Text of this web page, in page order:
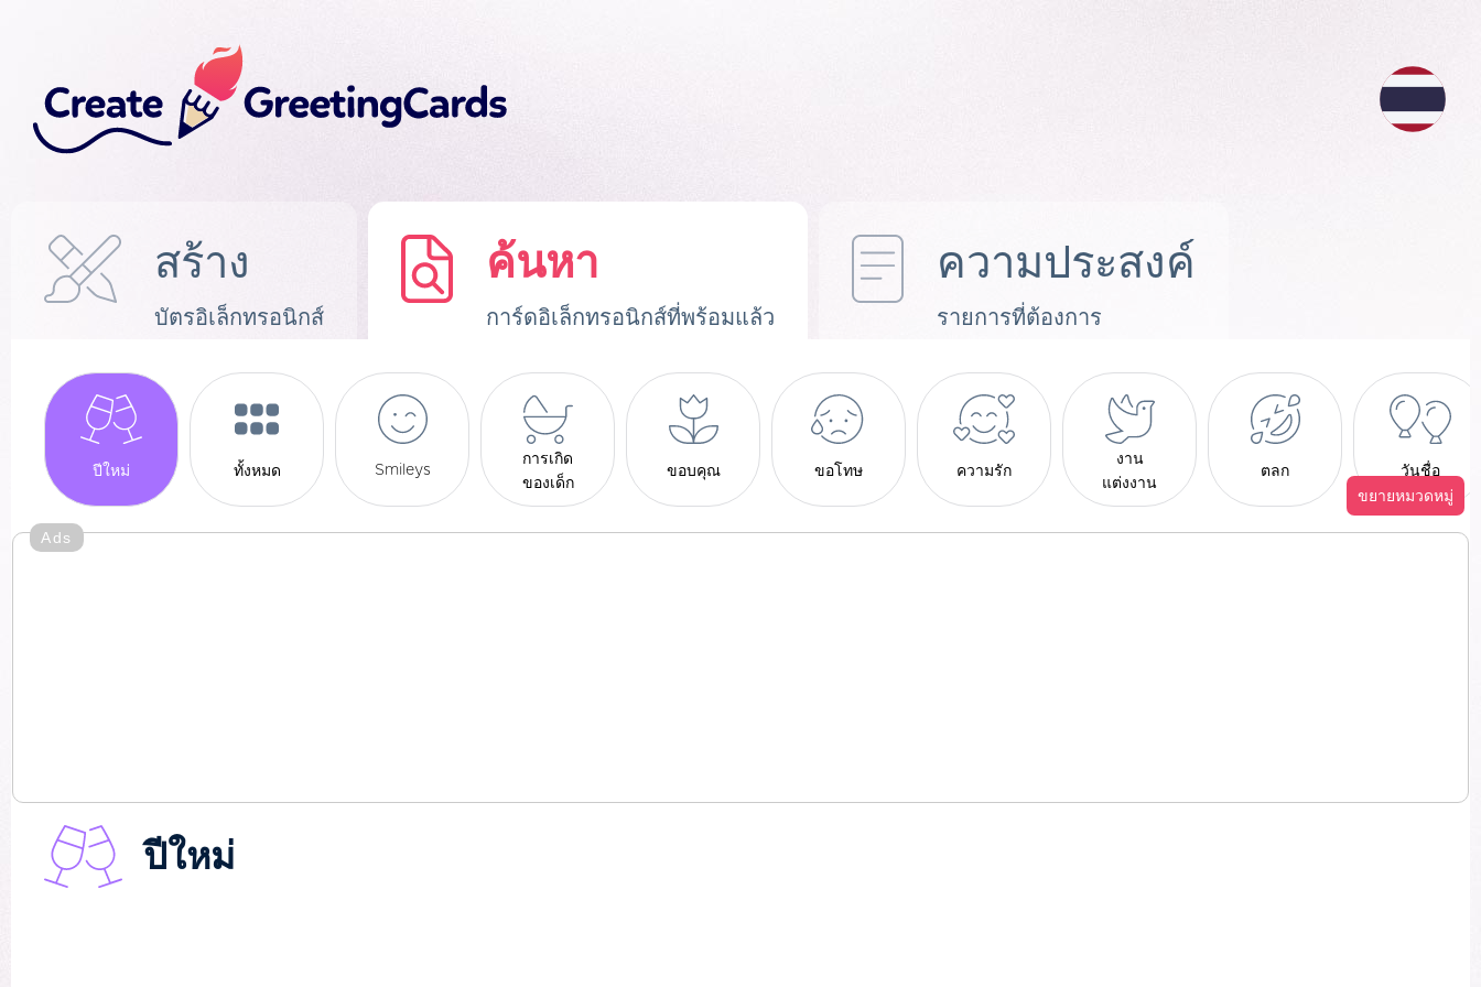
สร้าง
บัตรอิเล็กทรอนิกส์
ค้นหา
การ์ดอิเล็กทรอนิกส์ที่พร้อมแล้ว
ความประสงค์
รายการที่ต้องการ
ปีใหม่ ทั้งหมด Smileys
การเกิด
ของเด็ก
ขอบคุณ ขอโทษ ความรัก
งาน
แต่งงาน
ตลก
วันชื่อ
ขยายหมวดหมู่
Ads
ปีใหม่